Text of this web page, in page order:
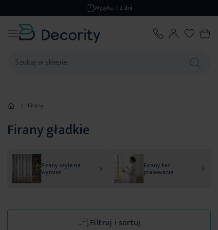
Darmowa dostawaod 299,99 zł
Firany
Firany gładkie
Firany szyte na
wymiar
Firany bez
prasowania
Filtruj i sortuj